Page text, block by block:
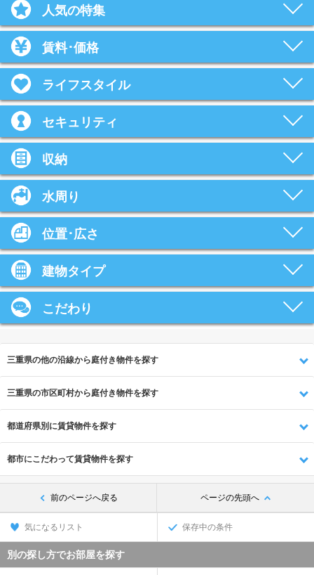
人気の特集
賃料･価格
ライフスタイル
セキュリティ
収納
水周り
位置･広さ
建物タイプ
こだわり
三重県の他の沿線から庭付き物件を探す
三重県の市区町村から庭付き物件を探す
都道府県別に賃貸物件を探す
都市にこだわって賃貸物件を探す
前のページへ戻る ページの先頭へ
気になるリスト 保存中の条件
別の探し方でお部屋を探す